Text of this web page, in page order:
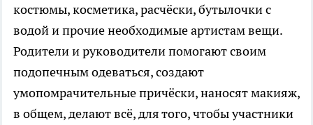
костюмы, косметика, расчёски, бутылочки с
водой и прочие необходимые артистам вещи.
Родители и руководители помогают своим
подопечным одеваться, создают
умопомрачительные причёски, наносят макияж,
в общем, делают всё, для того, чтобы участники